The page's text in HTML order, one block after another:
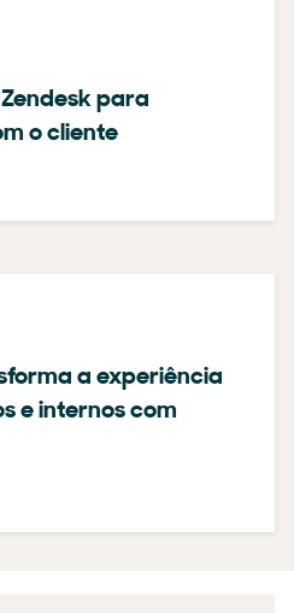
para
o cliente
a experiência
e internos com